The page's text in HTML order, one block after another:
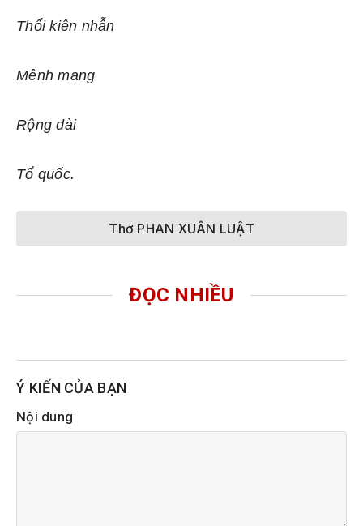
Thổi kiên nhẫn
Mênh mang
Rộng dài
Tổ quốc.
Thơ PHAN XUÂN LUẬT
ĐỌC NHIỀU
Ý KIẾN CỦA BẠN
Nội dung